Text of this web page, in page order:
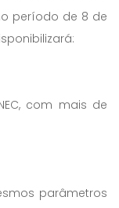
período de 8 de
com mais de
parâmetros